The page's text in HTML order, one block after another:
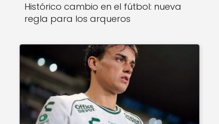
Histórico cambio en el fútbol: nueva
regla para los arqueros